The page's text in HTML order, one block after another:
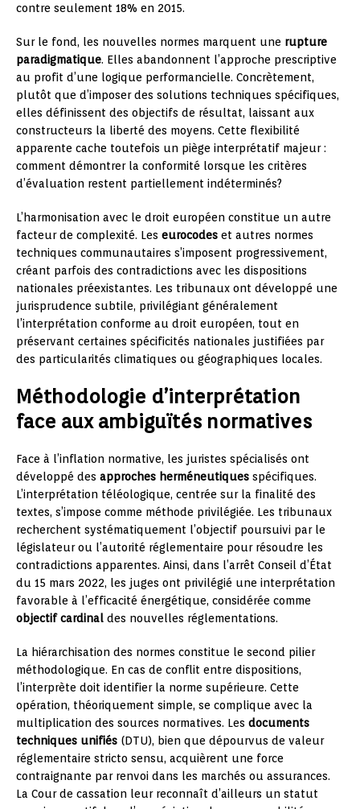
contre seulement 18% en 2015.
Sur le fond, les nouvelles normes marquent une rupture
paradigmatique. Elles abandonnent l’approche prescriptive
au profit d’une logique performancielle. Concrètement,
plutôt que d’imposer des solutions techniques spécifiques,
elles définissent des objectifs de résultat, laissant aux
constructeurs la liberté des moyens. Cette flexibilité
apparente cache toutefois un piège interprétatif majeur :
comment démontrer la conformité lorsque les critères
d’évaluation restent partiellement indéterminés?
L’harmonisation avec le droit européen constitue un autre
facteur de complexité. Les eurocodes et autres normes
techniques communautaires s’imposent progressivement,
créant parfois des contradictions avec les dispositions
nationales préexistantes. Les tribunaux ont développé une
jurisprudence subtile, privilégiant généralement
l’interprétation conforme au droit européen, tout en
préservant certaines spécificités nationales justifiées par
des particularités climatiques ou géographiques locales.
Méthodologie d’interprétation
face aux ambiguïtés normatives
Face à l’inflation normative, les juristes spécialisés ont
développé des approches herméneutiques spécifiques.
L’interprétation téléologique, centrée sur la finalité des
textes, s’impose comme méthode privilégiée. Les tribunaux
recherchent systématiquement l’objectif poursuivi par le
législateur ou l’autorité réglementaire pour résoudre les
contradictions apparentes. Ainsi, dans l’arrêt Conseil d’État
du 15 mars 2022, les juges ont privilégié une interprétation
favorable à l’efficacité énergétique, considérée comme
objectif cardinal des nouvelles réglementations.
La hiérarchisation des normes constitue le second pilier
méthodologique. En cas de conflit entre dispositions,
l’interprète doit identifier la norme supérieure. Cette
opération, théoriquement simple, se complique avec la
multiplication des sources normatives. Les documents
techniques unifiés (DTU), bien que dépourvus de valeur
réglementaire stricto sensu, acquièrent une force
contraignante par renvoi dans les marchés ou assurances.
La Cour de cassation leur reconnaît d’ailleurs un statut